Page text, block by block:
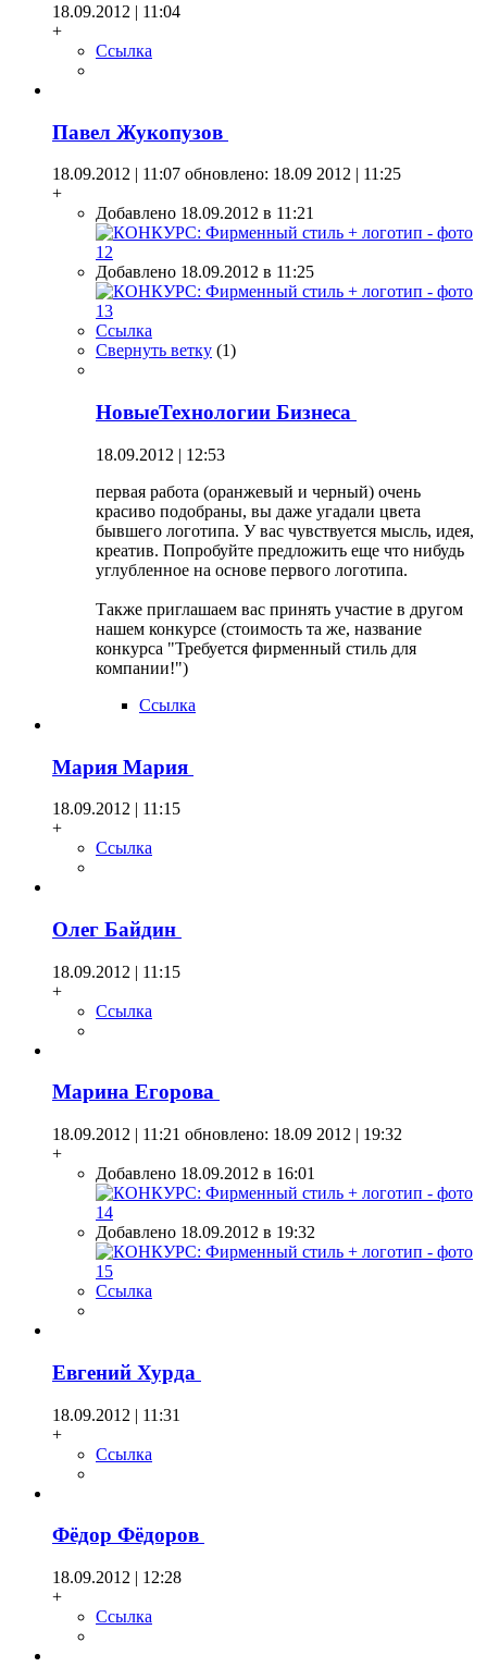
18.09.2012 | 11:04
+
Ссылка
Павел Жукопузов
18.09.2012 | 11:07 обновлено: 18.09 2012 | 11:25
+
Добавлено 18.09.2012 в 11:21
Добавлено 18.09.2012 в 11:25
Ссылка
Свернуть ветку (1)
НовыеТехнологии Бизнеса
18.09.2012 | 12:53
первая работа (оранжевый и черный) очень
красиво подобраны, вы даже угадали цвета
бывшего логотипа. У вас чувствуется мысль, идея,
креатив. Попробуйте предложить еще что нибудь
углубленное на основе первого логотипа.
Также приглашаем вас принять участие в другом
нашем конкурсе (стоимость та же, название
конкурса "Требуется фирменный стиль для
компании!")
Ссылка
Мария Мария
18.09.2012 | 11:15
+
Ссылка
Олег Байдин
18.09.2012 | 11:15
+
Ссылка
Марина Егорова
18.09.2012 | 11:21 обновлено: 18.09 2012 | 19:32
+
Добавлено 18.09.2012 в 16:01
Добавлено 18.09.2012 в 19:32
Ссылка
Евгений Хурда
18.09.2012 | 11:31
+
Ссылка
Фёдор Фёдоров
18.09.2012 | 12:28
+
Ссылка